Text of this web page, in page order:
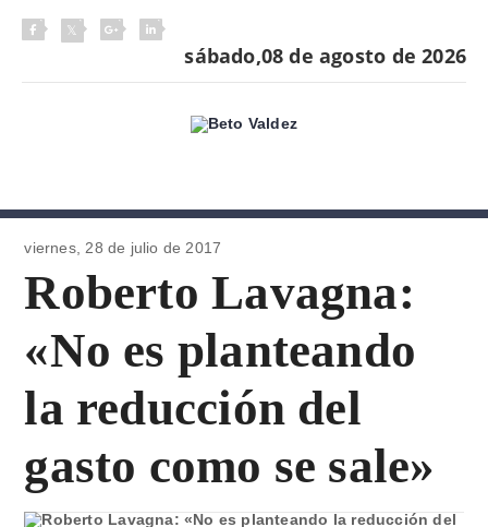
sábado,08 de agosto de 2026
viernes, 28 de julio de 2017
Roberto Lavagna:
«No es planteando
la reducción del
gasto como se sale»